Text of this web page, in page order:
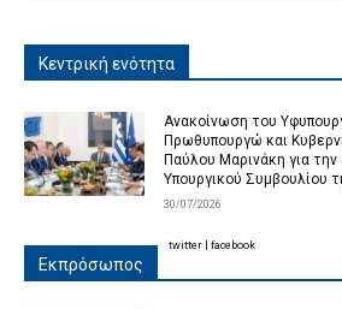
Κεντρική ενότητα
Ανακοίνωση του
Πρωθυπουργώ και
Παύλου Μαρινάκη για
Υπουργικού Συμβουλίου
30/07/2026
Εκπρόσωπος
twitter facebook